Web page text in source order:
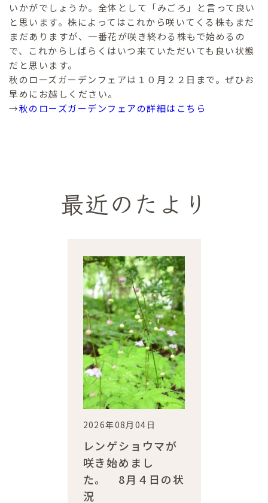
いかがでしょうか。全体として「みごろ」と言って良い
と思います。株によってはこれから咲いてくる株もまだ
まだありますが、一番花が咲き終わる株もで始めるの
で、これからしばらくはいつ来ていただいても良い状態
だと思います。
秋のローズガーデンフェアは１０月２２日まで。ぜひお
早めにお越しください。
→秋のローズガーデンフェアの詳細はこちら
最近のたより
2026年08月04日
レンゲショウマが
咲き始めまし
た。 8月４日の状
況